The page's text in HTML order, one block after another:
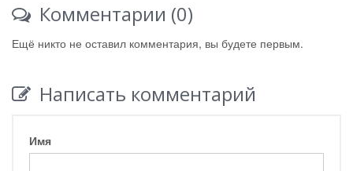
Комментарии (0)
Ещё никто не оставил комментария, вы будете первым.
Написать комментарий
Имя